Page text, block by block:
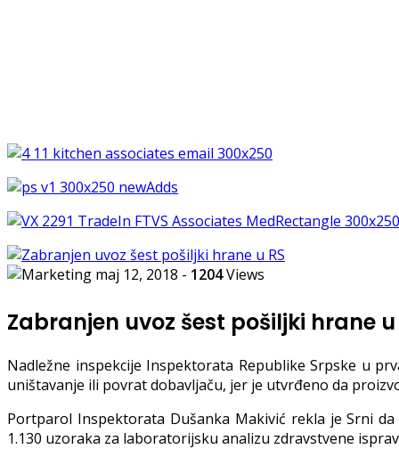
maj 12, 2018 - 1204Views
Zabranjen uvoz šest pošiljki hrane u
Nadležne inspekcije Inspektorata Republike Srpske u
uništavanje ili povrat dobavljaču, jer je utvrđeno da
Portparol Inspektorata Dušanka Makivić rekla je Srni
1.130 uzoraka za laboratorijsku analizu zdravstvene